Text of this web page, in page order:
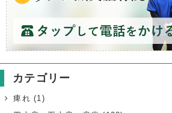
カテゴリー
痺れ (1)